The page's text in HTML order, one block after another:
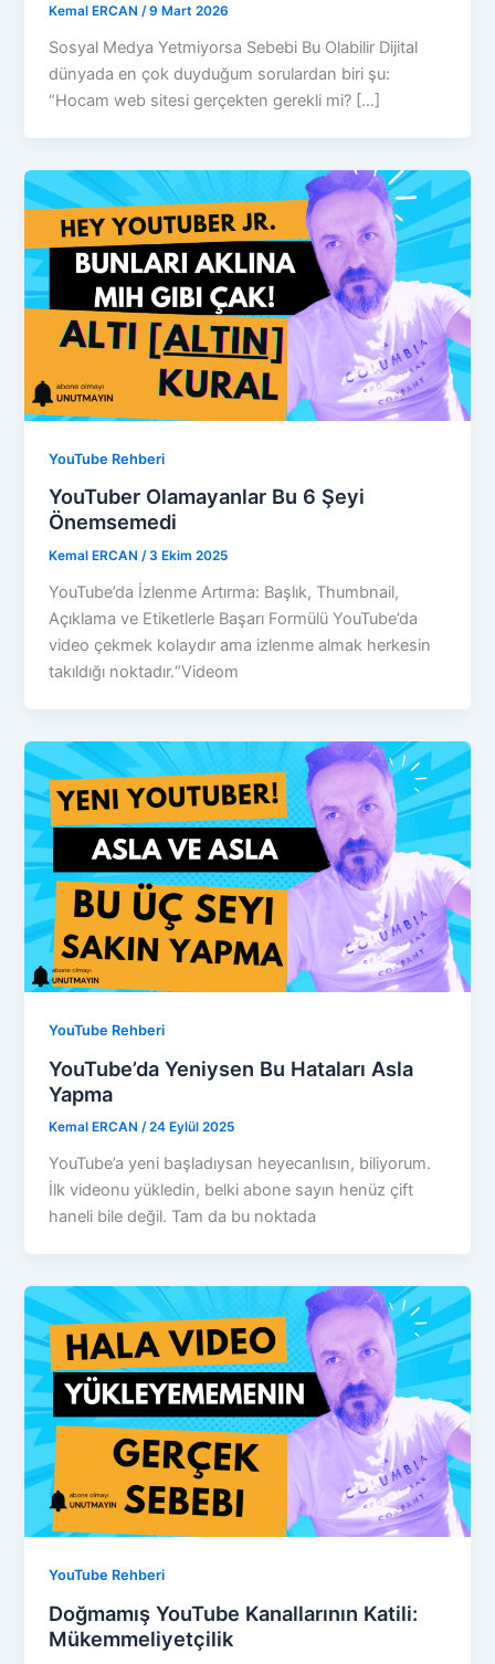
Kemal ERCAN/9 Mart 2026
Sosyal Medya Yetmiyorsa Sebebi Bu Olabilir Dijital
dünyada en çok duyduğum sorulardan biri şu:
“Hocam web sitesi gerçekten gerekli mi? […]
YouTube Rehberi
YouTuber Olamayanlar Bu 6 Şeyi
Önemsemedi
Kemal ERCAN/3 Ekim 2025
YouTube’da İzlenme Artırma: Başlık, Thumbnail,
Açıklama ve Etiketlerle Başarı Formülü YouTube’da
video çekmek kolaydır ama izlenme almak herkesin
takıldığı noktadır.“Videom
YouTube Rehberi
YouTube’da Yeniysen Bu Hataları Asla
Yapma
Kemal ERCAN/24 Eylül 2025
YouTube’a yeni başladıysan heyecanlısın, biliyorum.
İlk videonu yükledin, belki abone sayın henüz çift
haneli bile değil. Tam da bu noktada
YouTube Rehberi
Doğmamış YouTube Kanallarının Katili:
Mükemmeliyetçilik